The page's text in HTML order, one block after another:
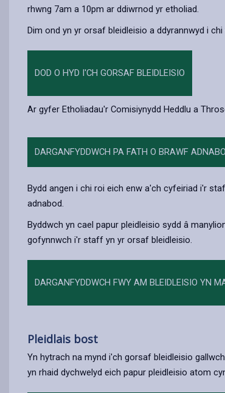
rhwng 7am a 10pm ar ddiwrnod yr etholiad.
Dim ond yn yr orsaf bleidleisio a ddyrannwyd i chi
DOD O HYD I'CH GORSAF BLEIDLEISIO
Ar gyfer Etholiadau'r Comisiynydd Heddlu a
DARGANFYDDWCH PA FATH O BRAWF
Bydd angen i chi roi eich enw a'ch cyfeiriad i'r
adnabod.
Byddwch yn cael papur pleidleisio sydd â
gofynnwch i'r staff yn yr orsaf bleidleisio.
DARGANFYDDWCH FWY AM BLEIDLEISIO YN
Pleidlais bost
Yn hytrach na mynd i'ch gorsaf bleidleisio
yn rhaid dychwelyd eich papur pleidleisio atom